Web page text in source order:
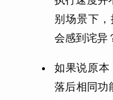
别场景下
会感到诧异
如果说原本
落后相同功